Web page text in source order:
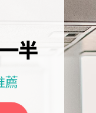
半
薦